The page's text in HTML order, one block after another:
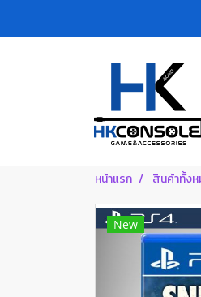
หน้าแรก สินค้าทั้ง
New